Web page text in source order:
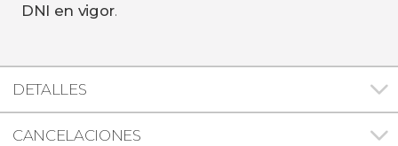
DNI en vigor.
DETALLES
CANCELACIONES